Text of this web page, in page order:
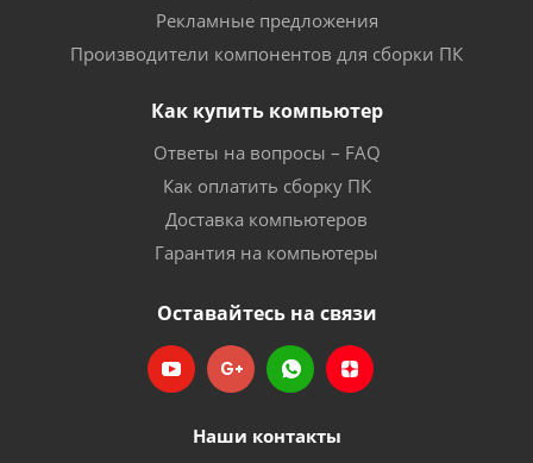
Рекламные предложения
Производители компонентов для сборки ПК
Как купить компьютер
Ответы на вопросы – FAQ
Как оплатить сборку ПК
Доставка компьютеров
Гарантия на компьютеры
Оставайтесь на связи
Наши контакты